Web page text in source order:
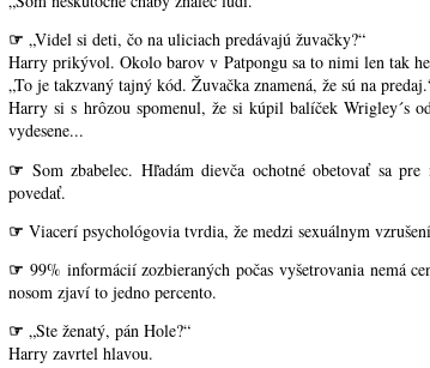
☞ „Videl si deti, čo na uliciach predávajú žuvačky?“
Harry prikývol. Okolo barov v Patpongu sa to nimi len tak
„To je takzvaný tajný kód. Žuvačka znamená, že sú na
Harry si s hrôzou spomenul, že si kúpil balíček Wrigley´s
vydesene...
☞ Som zbabelec. Hľadám dievča ochotné obetovať sa
povedať.
☞ Viacerí psychológovia tvrdia, že medzi sexuálnym
☞ 99% informácií zozbieraných počas vyšetrovania nemá
nosom zjaví to jedno percento.
☞ „Ste ženatý, pán Hole?“
Harry zavrtel hlavou.